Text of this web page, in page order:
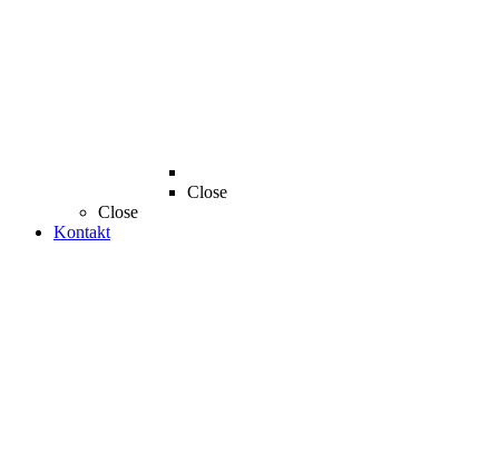
Close
Close
Kontakt